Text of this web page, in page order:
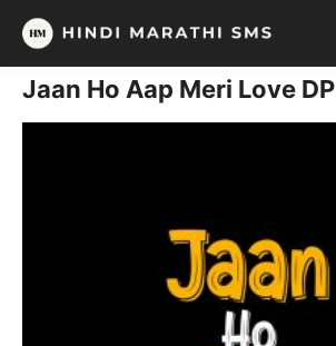
Skip
content
Jaan Ho Aap Meri Love DP